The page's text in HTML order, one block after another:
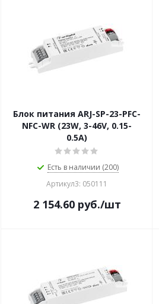
Блок питания ARJ-SP-23-PFC-
NFC-WR (23W, 3-46V, 0.15-
0.5A)
Есть в наличии (200)
Артикул3: 050111
2 154.60руб./шт